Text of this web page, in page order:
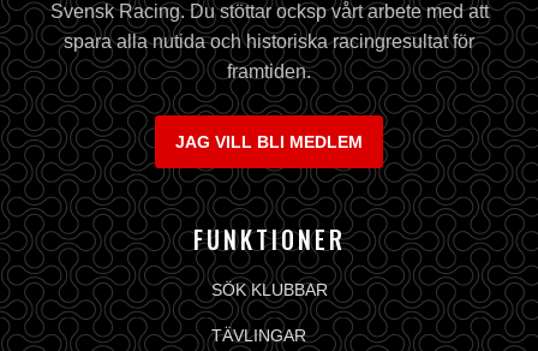
Svensk Racing. Du stöttar ocksp vårt arbete med att
spara alla nutida och historiska racingresultat för
framtiden.
JAG VILL BLI MEDLEM
FUNKTIONER
SÖK KLUBBAR
TÄVLINGAR